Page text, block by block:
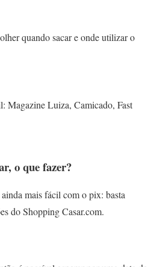
quando sacar e onde utilizar o
Magazine Luiza, Camicado, Fast
o que fazer?
mais fácil com o pix: basta
do Shopping Casar.com.